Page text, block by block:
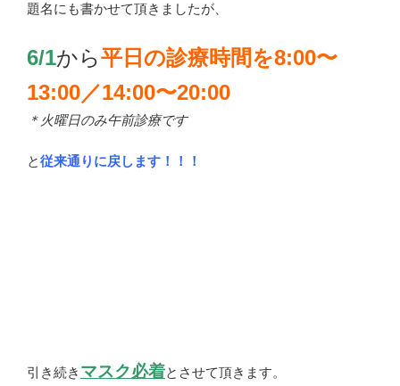
題名にも書かせて頂きましたが、
6/1から平日の診療時間を8:00〜
13:00／14:00〜20:00
＊火曜日のみ午前診療です
と従来通りに戻します！！！
引き続き マスク必着とさせて頂きます。